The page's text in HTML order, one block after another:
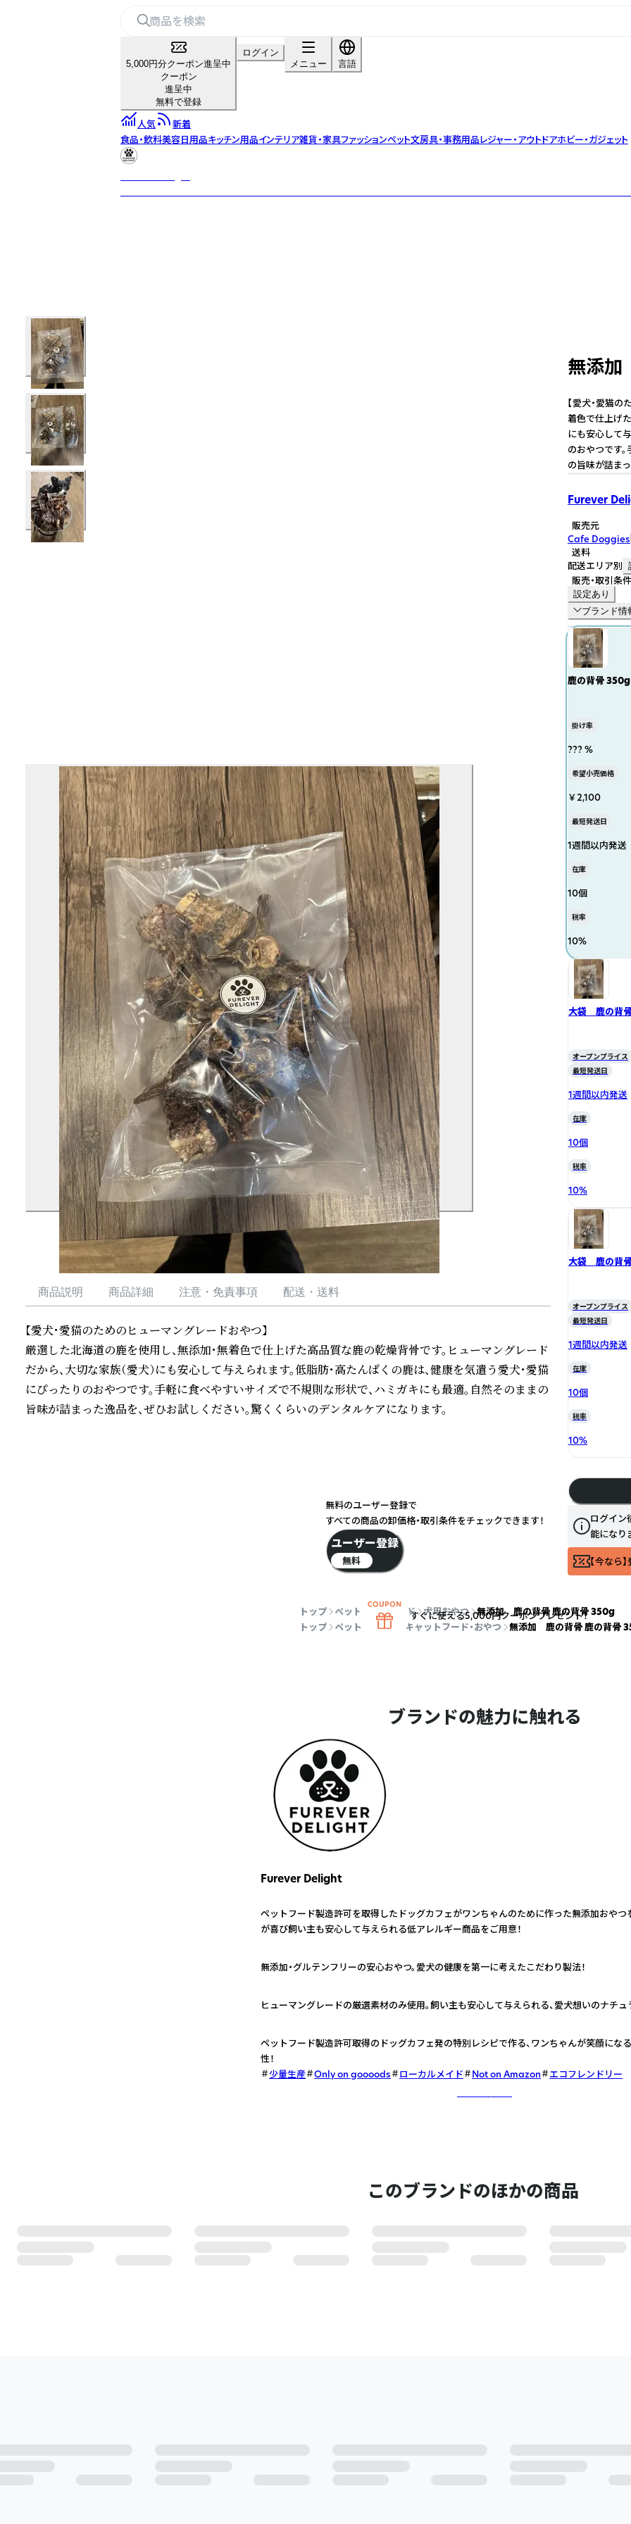
5,000円分クーポン進呈中
クーポン
進呈中
無料で登録
ログイン
メニュー
言語
人気
新着
食品・飲料美容日用品キッチン用品インテリア雑貨・家具ファッションペット文房具・事務用品レジャー・アウトドアホビー・ガジェット
商品説明 商品詳細 注意・免責事項 配送・送料
【愛犬・愛猫のためのヒューマングレードおやつ】
厳選した北海道の鹿を使用し、無添加・無着色で仕上げた高品質な鹿の乾燥背骨です。ヒューマングレード
だから、大切な家族（愛犬）にも安心して与えられます。低脂肪・高たんぱくの鹿は、健康を気遣う愛犬・愛猫
にぴったりのおやつです。手軽に食べやすいサイズで不規則な形状で、ハミガキにも最適。自然そのままの
旨味が詰まった逸品を、ぜひお試しください。驚くくらいのデンタルケアになります。
無添
【愛犬・愛猫
着色で仕上げ
にも安心して
のおやつです
の旨味が詰ま
Furever
販売元
Cafe Doggies
送料
配送エリア別
販売・取引条件
設定あり
ブランド情
鹿の背骨 350g
掛け率
??? %
希望小売価格
￥2,100
最短発送日
1週間以内発送
在庫
10個
税率
10%
大袋 鹿の背
オープンプライス
最短発送日
1週間以内発送
在庫
10個
税率
10%
大袋 鹿の背
オープンプライス
最短発送日
1週間以内発送
在庫
10個
税率
10%
ログイン
能になり
【今なら
トップ ペット 犬用フード 犬用おやつ
無添加 鹿の背骨 鹿の背骨 350g
トップ
ペット 猫用品 キャットフード・おやつ 無添加 鹿の背骨 鹿の背骨
ブランドの魅力に触れる
Furever Delight
ペットフード製造許可を取得したドッグカフェがワンちゃんのために作った無添加おやつ
が喜び飼い主も安心して与えられる低アレルギー商品をご用意！
無添加・グルテンフリーの安心おやつ。愛犬の健康を第一に考えたこだわり製法！
ヒューマングレードの厳選素材のみ使用。飼い主も安心して与えられる、愛犬想いのナチュ
ペットフード製造許可取得のドッグカフェ発の特別レシピで作る、ワンちゃんが笑顔にな
性！
少量生産
Only on goooods ローカルメイド Not on Amazon
エコフレンドリー
このブランドのほかの商品
無料のユーザー登録で
すべての商品の卸価格・取引条件をチェックできます！
ユーザー登録
無料
すぐに使える5,000円クーポンプレゼント！